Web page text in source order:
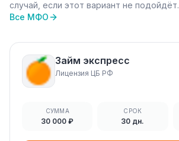
случай, если этот вариант не подойдёт.
Все МФО
Займ экспресс
Лицензия ЦБ РФ
СУММА
30 000 ₽
СРОК
30 дн.